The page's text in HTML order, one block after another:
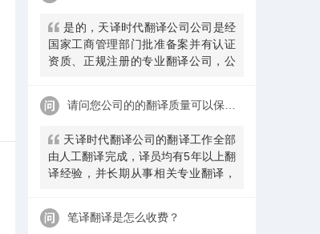
是的，天译时代翻译公司公司是经
国家工商管理部门批准备案并有认证
资质、正规注册的专业翻译公司，公
请问您公司的的翻译质量可以保证吗
天译时代翻译公司的翻译工作全部
由人工翻译完成，译员均有5年以上翻
译经验，并长期从事相关专业翻译，
时和客户沟通，并随时监控翻译质量
及进程，做
笔译翻译是怎么收费？